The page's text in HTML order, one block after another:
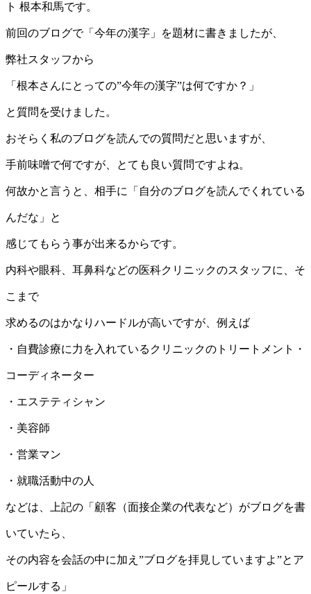
ト 根本和馬です。
前回のブログで「今年の漢字」を題材に書きましたが、
弊社スタッフから
「根本さんにとっての”今年の漢字”は何ですか？」
と質問を受けました。
おそらく私のブログを読んでの質問だと思いますが、
手前味噌で何ですが、とても良い質問ですよね。
何故かと言うと、相手に「自分のブログを読んでくれている
んだな」と
感じてもらう事が出来るからです。
内科や眼科、耳鼻科などの医科クリニックのスタッフに、そ
こまで
求めるのはかなりハードルが高いですが、例えば
・自費診療に力を入れているクリニックのトリートメント・
コーディネーター
・エステティシャン
・美容師
・営業マン
・就職活動中の人
などは、上記の「顧客（面接企業の代表など）がブログを書
いていたら、
その内容を会話の中に加え”ブログを拝見していますよ”とア
ピールする」